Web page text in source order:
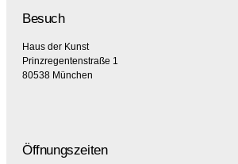
Besuch
Haus der Kunst
Prinzregentenstraße 1
80538 München
Öffnungszeiten